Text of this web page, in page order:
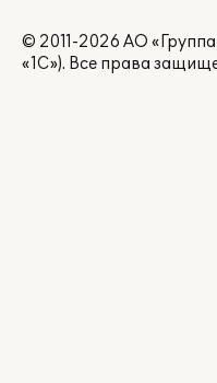
© 2011-2026 АО
«1С»). Все права